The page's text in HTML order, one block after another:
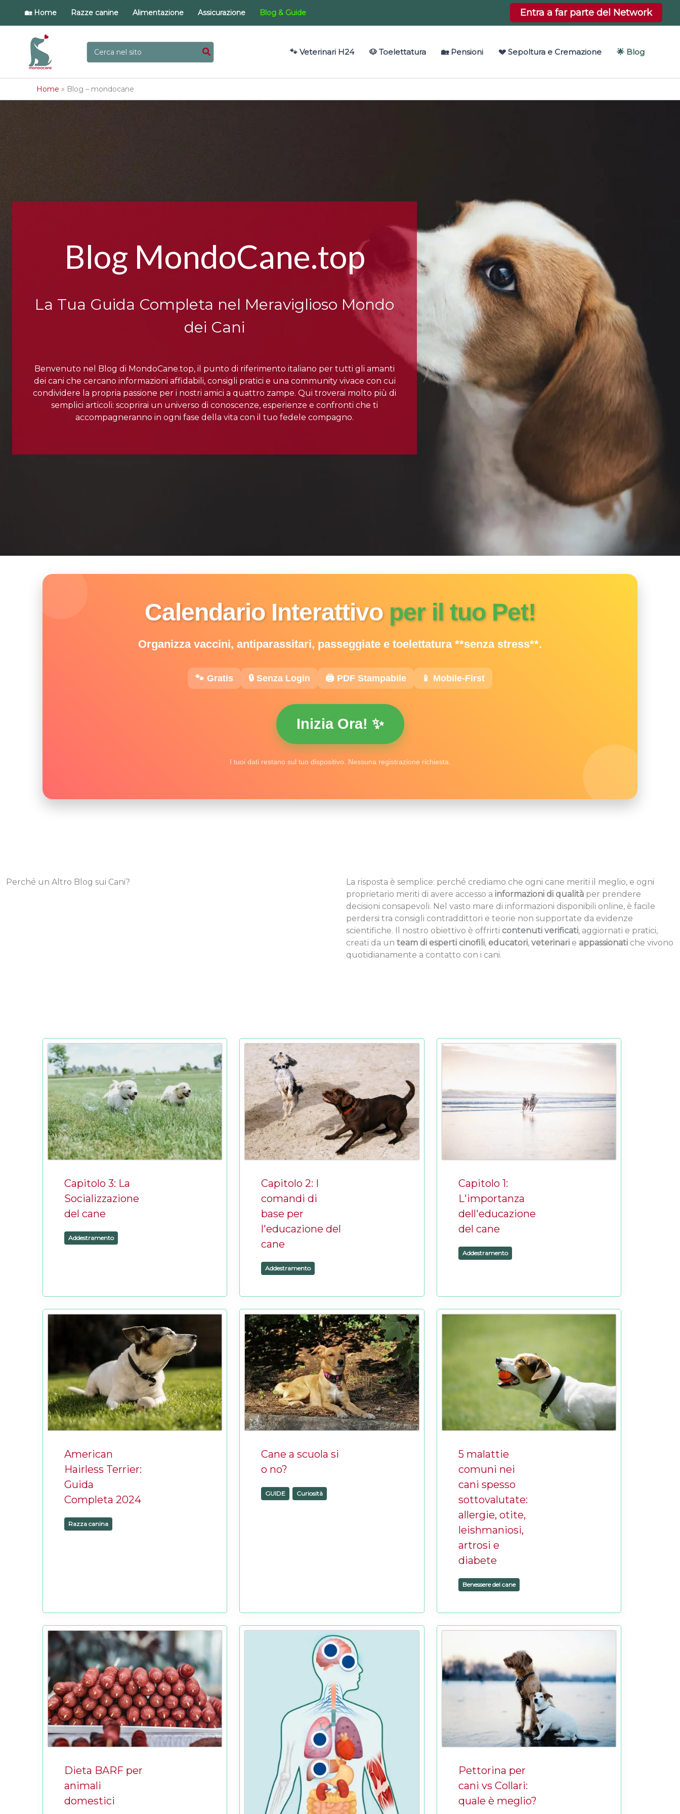
🏡 Home Razze canine Alimentazione Assicurazione Blog & Guide Entra a far parte del Network
per:
🐾 Veterinari H24 🐶 Toelettatura 🏡 Pensioni 💔 Sepoltura e Cremazione 🌟 Blog
Home » Blog – mondocane
Blog MondoCane.top
La Tua Guida Completa nel Meraviglioso Mondo
dei Cani
Benvenuto nel Blog di MondoCane.top, il punto di riferimento italiano per tutti gli amanti
dei cani che cercano informazioni affidabili, consigli pratici e una community vivace con cui
condividere la propria passione per i nostri amici a quattro zampe. Qui troverai molto più di
semplici articoli: scoprirai un universo di conoscenze, esperienze e confronti che ti
accompagneranno in ogni fase della vita con il tuo fedele compagno.
Calendario Interattivo per il tuo Pet!
Organizza vaccini, antiparassitari, passeggiate e toelettatura **senza stress**.
🐾 Gratis 🔒 Senza Login 🖨️ PDF Stampabile 📱 Mobile-First
Inizia Ora! ✨
I tuoi dati restano sul tuo dispositivo. Nessuna registrazione richiesta.
Perché un Altro Blog sui Cani?
La risposta è semplice: perché crediamo che ogni cane meriti il meglio, e ogni
proprietario meriti di avere accesso a informazioni di qualità per prendere
decisioni consapevoli. Nel vasto mare di informazioni disponibili online, è facile
perdersi tra consigli contraddittori e teorie non supportate da evidenze
scientifiche. Il nostro obiettivo è offrirti contenuti verificati, aggiornati e pratici,
creati da un team di esperti cinofili, educatori, veterinari e appassionati che vivono
quotidianamente a contatto con i cani.
Capitolo 3: La
Socializzazione
del cane
Addestramento
Capitolo 2: I
comandi di
base per
l'educazione del
cane
Addestramento
Capitolo 1:
L'importanza
dell'educazione
del cane
Addestramento
American
Hairless Terrier:
Guida
Completa 2024
Razza canina
Cane a scuola si
o no?
GUIDE Curiosità
5 malattie
comuni nei
cani spesso
sottovalutate:
allergie, otite,
leishmaniosi,
artrosi e
diabete
Benessere del cane
Dieta BARF per
animali
domestici
Pettorina per
cani vs Collari:
quale è meglio?